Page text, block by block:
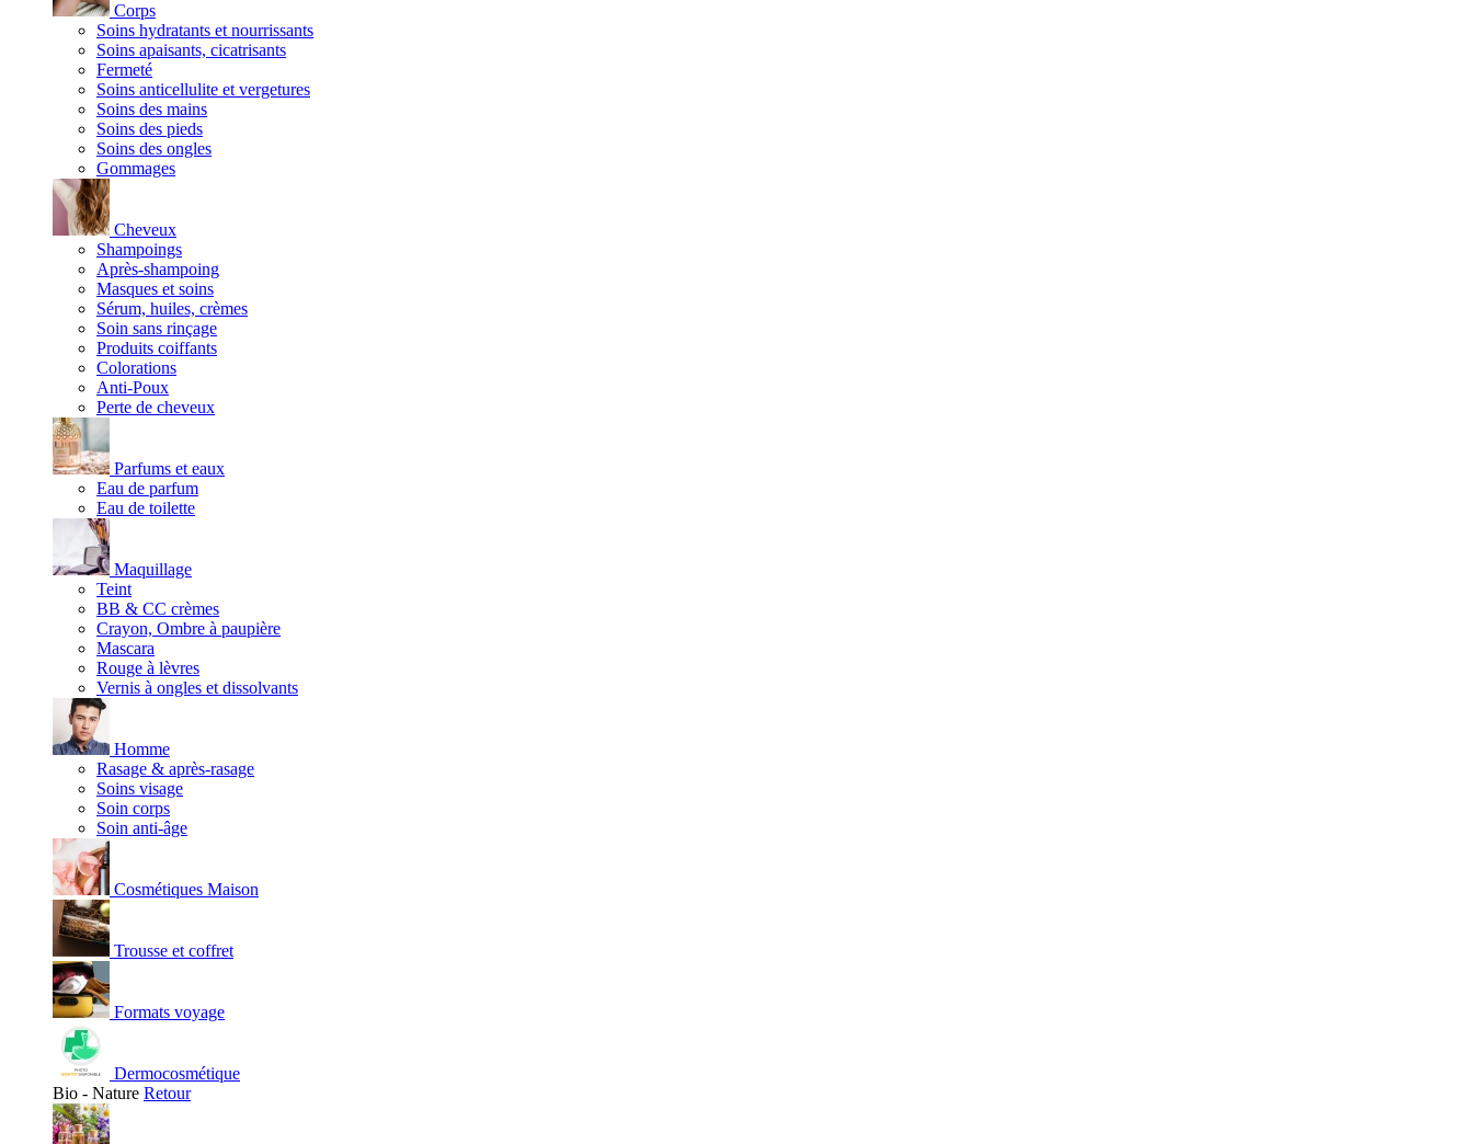
Corps
Soins hydratants et nourrissants
Soins apaisants, cicatrisants
Fermeté
Soins anticellulite et vergetures
Soins des mains
Soins des pieds
Soins des ongles
Gommages
Cheveux
Shampoings
Après-shampoing
Masques et soins
Sérum, huiles, crèmes
Soin sans rinçage
Produits coiffants
Colorations
Anti-Poux
Perte de cheveux
Parfums et eaux
Eau de parfum
Eau de toilette
Maquillage
Teint
BB & CC crèmes
Crayon, Ombre à paupière
Mascara
Rouge à lèvres
Vernis à ongles et dissolvants
Homme
Rasage & après-rasage
Soins visage
Soin corps
Soin anti-âge
Cosmétiques Maison
Trousse et coffret
Formats voyage
Dermocosmétique
Bio - Nature Retour